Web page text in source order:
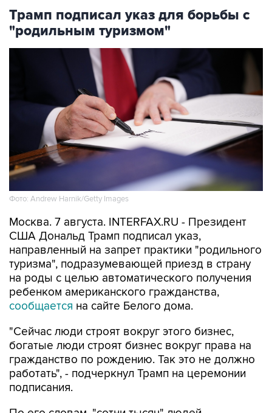
Трамп подписал указ для борьбы с
"родильным туризмом"
Фото: Andrew Harnik/Getty Images
Москва. 7 августа. INTERFAX.RU - Президент
США Дональд Трамп подписал указ,
направленный на запрет практики "родильного
туризма", подразумевающей приезд в страну
на роды с целью автоматического получения
ребенком американского гражданства,
сообщается на сайте Белого дома.
"Сейчас люди строят вокруг этого бизнес,
богатые люди строят бизнес вокруг права на
гражданство по рождению. Так это не должно
работать", - подчеркнул Трамп на церемонии
подписания.